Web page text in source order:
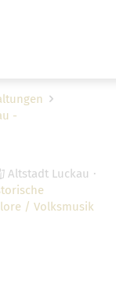
-
Altstadt Luckau
/ Volksmusik
vornehmen zu
benötigt.